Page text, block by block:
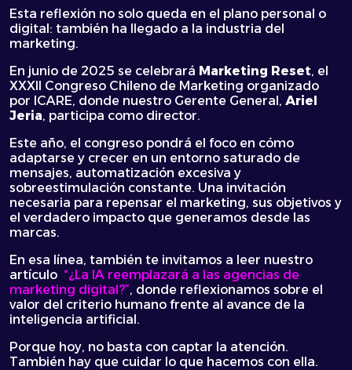
Esta reflexión no solo queda en el plano personal o
digital: también ha llegado a la industria del
marketing.
En junio de 2025 se celebrará Marketing Reset, el
XXXII Congreso Chileno de Marketing organizado
por ICARE, donde nuestro Gerente General, Ariel
Jeria, participa como director.
Este año, el congreso pondrá el foco en cómo
adaptarse y crecer en un entorno saturado de
mensajes, automatización excesiva y
sobreestimulación constante. Una invitación
necesaria para repensar el marketing, sus objetivos y
el verdadero impacto que generamos desde las
marcas.
En esa línea, también te invitamos a leer nuestro
artículo “¿La IA reemplazará a las agencias de
marketing digital?”, donde reflexionamos sobre el
valor del criterio humano frente al avance de la
inteligencia artificial.
Porque hoy, no basta con captar la atención.
También hay que cuidar lo que hacemos con ella.